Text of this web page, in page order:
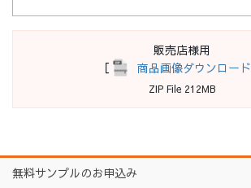
販売店様用
［
商品画像ダウンロード
ZIP File 212MB
無料サンプルのお申込み